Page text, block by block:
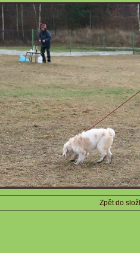
Zpět do